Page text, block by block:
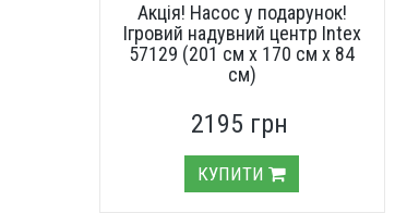
Акція! Насос у подарунок!
Ігровий надувний центр Intex
57129 (201 см х 170 см х 84
см)
2195 грн
КУПИТИ